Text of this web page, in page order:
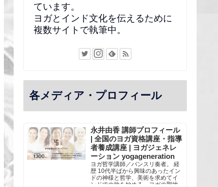
ています。
ヨガとインド文化を伝えるために
複数サイトで執筆中。
各メディア・プロフィール
永井由香 講師プロフィール
| 全国のヨガ資格講座・指導
者養成講座 | ヨガジェネレ
ーション yogageneration
ヨガ哲学講師／バンスリ奏者。 経
歴 10代半ばから興味のあったイン
ドの神様と哲学、美術を求めてイ
ンドでの旅を始める。ヨガの聖地